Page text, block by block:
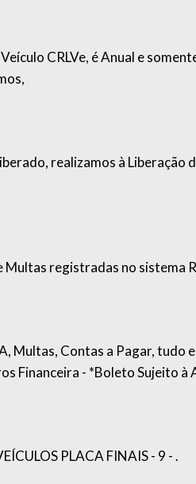
CRLVe, é Anual e
realizamos à Liberação
registradas no sistema
Multas, Contas a Pagar, tudo
Financeira - *Boleto Sujeito à
PLACA FINAIS - 9 - .